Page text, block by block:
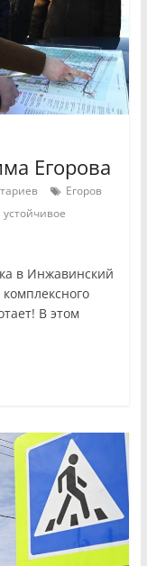
Егорова
Егоров
устойчивое
в Инжавинский
В этом